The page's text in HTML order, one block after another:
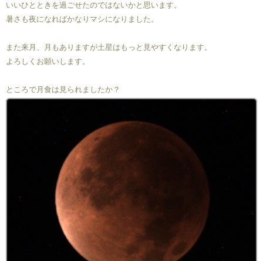
いいひとときを過ごせたのではないかと思います。
暑さも夜になればかなりマシになりました。
また来月、月もありますが土星はもっと見やすくなります。
よろしくお願いします。
ところで月食は見られましたか？